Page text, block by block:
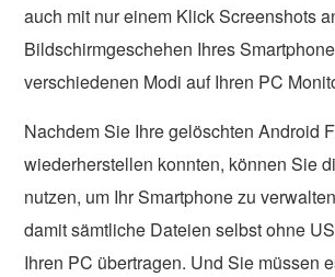
auch mit nur einem Klick Screenshots
Bildschirmgeschehen Ihres
verschiedenen Modi auf Ihren PC
Nachdem Sie Ihre gelöschten Android
wiederherstellen konnten, können Sie
nutzen, um Ihr Smartphone zu
damit sämtliche Dateien selbst ohne
Ihren PC übertragen. Und Sie müssen